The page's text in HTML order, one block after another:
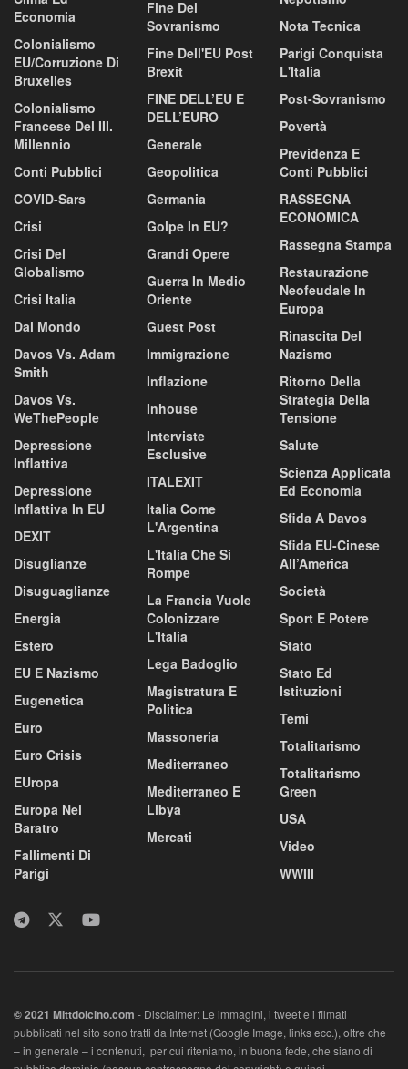
Economia
Colonialismo
EU/corruzione Di
Bruxelles
Colonialismo
Francese Del III.
Millennio
Conti Pubblici
COVID-Sars
Crisi
Crisi Del
Globalismo
Crisi Italia
Dal Mondo
Davos Vs. Adam
Smith
Davos Vs.
WeThePeople
Depressione
Inflattiva
Depressione
Inflattiva In EU
DEXIT
Disuglianze
Disuguaglianze
Energia
Estero
EU E Nazismo
Eugenetica
Euro
Euro Crisis
EUropa
Europa Nel
Baratro
Fallimenti Di
Parigi
Fine Del
Sovranismo
Fine Dell'EU Post
Brexit
FINE DELL’EU E
DELL’EURO
Generale
Geopolitica
Germania
Golpe In EU?
Grandi Opere
Guerra In Medio
Oriente
Guest Post
Immigrazione
Inflazione
Inhouse
Interviste
Esclusive
ITALEXIT
Italia Come
L'Argentina
L'Italia Che Si
Rompe
La Francia Vuole
Colonizzare
L'Italia
Lega Badoglio
Magistratura E
Politica
Massoneria
Mediterraneo
Mediterraneo E
Libya
Mercati
Nota Tecnica
Parigi Conquista
L'Italia
Post-Sovranismo
Povertà
Previdenza E
Conti Pubblici
RASSEGNA
ECONOMICA
Rassegna Stampa
Restaurazione
Neofeudale In
Europa
Rinascita Del
Nazismo
Ritorno Della
Strategia Della
Tensione
Salute
Scienza Applicata
Ed Economia
Sfida A Davos
Sfida EU-Cinese
All’America
Società
Sport E Potere
Stato
Stato Ed
Istituzioni
Temi
Totalitarismo
Totalitarismo
Green
USA
Video
WWIII
© 2021 MIttdolcino.com - Disclaimer: Le immagini, i tweet e i filmati
pubblicati nel sito sono tratti da Internet (Google Image, links ecc.), oltre che
– in generale – i contenuti, per cui riteniamo, in buona fede, che siano di